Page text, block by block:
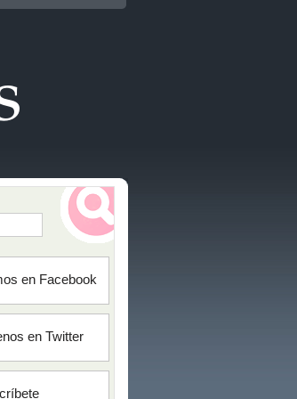
en Facebook
en Twitter